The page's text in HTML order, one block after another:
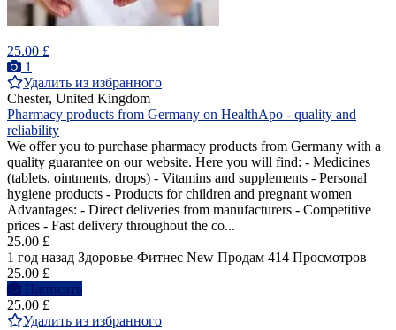
25.00 £
1
Удалить из избранного
Chester, United Kingdom
Pharmacy products from Germany on HealthApo - quality and
reliability
We offer you to purchase pharmacy products from Germany with a
quality guarantee on our website. Here you will find: - Medicines
(tablets, ointments, drops) - Vitamins and supplements - Personal
hygiene products - Products for children and pregnant women
Advantages: - Direct deliveries from manufacturers - Competitive
prices - Fast delivery throughout the co...
25.00 £
1 год назад Здоровье-Фитнес New Продам 414 Просмотров
25.00 £
Написать
25.00 £
Удалить из избранного